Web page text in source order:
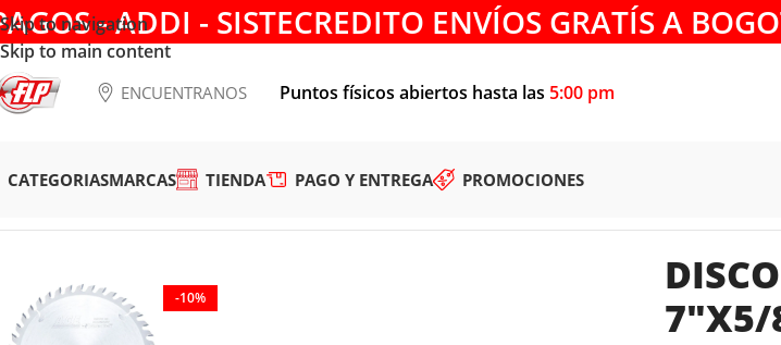
Skip to navigation
Skip to main content
- ADDI - SISTECREDITO ENVÍOS GRATÍS A
ENCUENTRANOS Puntos físicos abiertos hasta las 5:00 pm
CATEGORIASMARCAS TIENDA PAGO Y ENTREGA PROMOCIONES
-10%
7″X5/